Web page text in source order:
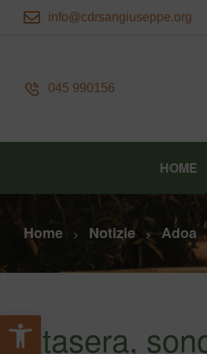
Apri la barra degli strumenti
info@cdrsangiuseppe.org
045 990156
HOME
Home > Notizie > Adoa
Stasera,